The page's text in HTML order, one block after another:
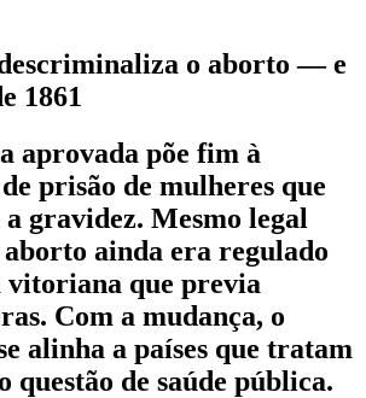
o aborto — e
1861
aprovada põe fim à
prisão de mulheres que
gravidez. Mesmo legal
aborto ainda era regulado
vitoriana que previa
Com a mudança, o
alinha a países que tratam
questão de saúde pública.